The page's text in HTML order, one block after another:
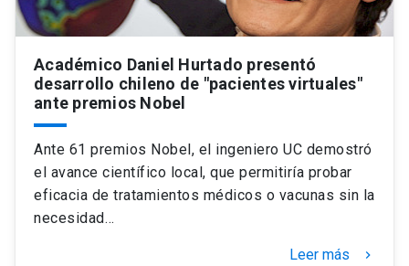
Académico Daniel Hurtado presentó
desarrollo chileno de "pacientes virtuales"
ante premios Nobel
Ante 61 premios Nobel, el ingeniero UC demostró
el avance científico local, que permitiría probar
eficacia de tratamientos médicos o vacunas sin la
necesidad…
Leer más keyboard_arrow_right